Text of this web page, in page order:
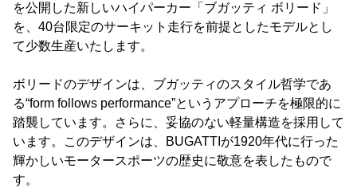
を公開した新しいハイパーカー「ブガッティ ボリード」
を、40台限定のサーキット走行を前提としたモデルとし
て少数生産いたします。
ボリードのデザインは、ブガッティのスタイル哲学であ
る“form follows performance”というアプローチを極限的に
踏襲しています。さらに、妥協のない軽量構造を採用して
います。このデザインは、BUGATTIが1920年代に行った
輝かしいモータースポーツの歴史に敬意を表したもので
す。